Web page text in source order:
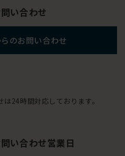
い合わせ
のお問い合わせ
24時間対応しております。
い合わせ営業日